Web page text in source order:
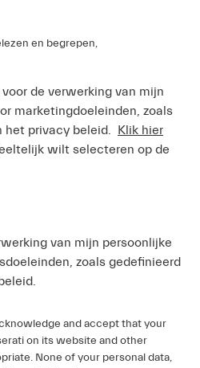
en begrepen,
de verwerking van mijn
marketingdoeleinden, zoals
het privacy beleid. Klik hier
wilt selecteren op de
van mijn persoonlijke
zoals gedefinieerd
and accept that your
on its website and other
None of your personal data,